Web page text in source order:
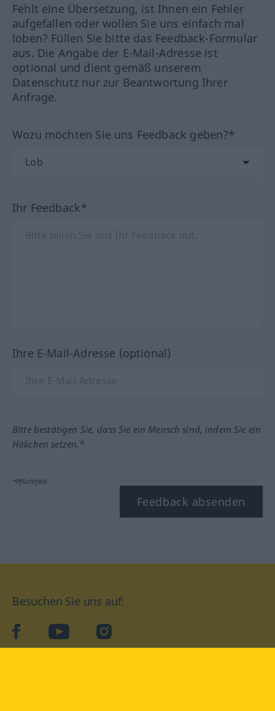
Fehlt eine Übersetzung, ist Ihnen ein Fehler
aufgefallen oder wollen Sie uns einfach mal
loben? Füllen Sie bitte das Feedback-Formular
aus. Die Angabe der E-Mail-Adresse ist
optional und dient gemäß unserem
Datenschutz nur zur Beantwortung Ihrer
Anfrage.
Wozu möchten Sie uns Feedback geben?*
Ihr Feedback*
Ihre E-Mail-Adresse (optional)
Bitte bestätigen Sie, dass Sie ein Mensch sind, indem Sie ein
Häkchen setzen.*
*Pflichtfeld
Feedback absenden
Besuchen Sie uns auf:
facebookYouTube Instagram